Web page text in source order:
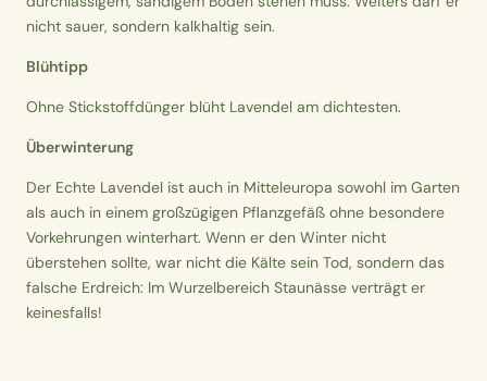
nicht sauer, sondern kalkhaltig sein.
Blühtipp
Ohne Stickstoffdünger blüht Lavendel am dichtesten.
Überwinterung
Der Echte Lavendel ist auch in Mitteleuropa sowohl im Garten
als auch in einem großzügigen Pflanzgefäß ohne besondere
Vorkehrungen winterhart. Wenn er den Winter nicht
überstehen sollte, war nicht die Kälte sein Tod, sondern das
falsche Erdreich: Im Wurzelbereich Staunässe verträgt er
keinesfalls!